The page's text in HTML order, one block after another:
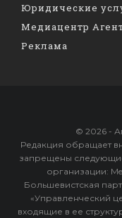
Юридические
Медиацентр
Реклама
© 2026 -
Редакция обращает
запрещены
организации:
Большевистская
«Управленческий
входящие в ее